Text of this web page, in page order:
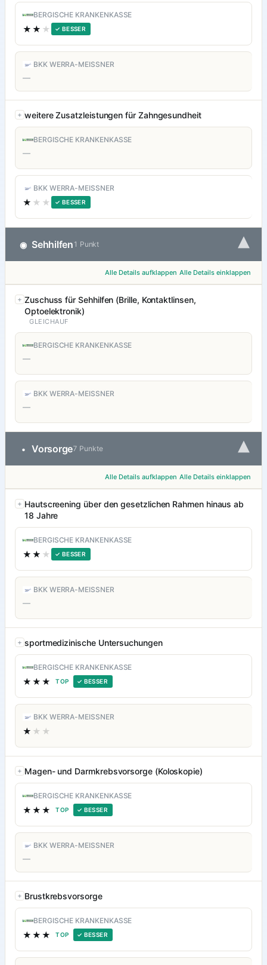
BERGISCHE KRANKENKASSE
★★ ★ ✓ BESSER
BKK WERRA-MEISSNER
—
weitere Zusatzleistungen für Zahngesundheit
BERGISCHE KRANKENKASSE
—
BKK WERRA-MEISSNER
★ ★★ ✓ BESSER
◉ Sehhilfen 1 Punkt ▾
Alle Details aufklappen Alle Details einklappen
Zuschuss für Sehhilfen (Brille, Kontaktlinsen,
Optoelektronik)
GLEICHAUF
BERGISCHE KRANKENKASSE
—
BKK WERRA-MEISSNER
—
• Vorsorge7 Punkte ▾
Alle Details aufklappen Alle Details einklappen
Hautscreening über den gesetzlichen Rahmen hinaus ab
18 Jahre
BERGISCHE KRANKENKASSE
★★ ★ ✓ BESSER
BKK WERRA-MEISSNER
—
sportmedizinische Untersuchungen
BERGISCHE KRANKENKASSE
★★★ TOP ✓ BESSER
BKK WERRA-MEISSNER
★ ★★
Magen- und Darmkrebsvorsorge (Koloskopie)
BERGISCHE KRANKENKASSE
★★★ TOP ✓ BESSER
BKK WERRA-MEISSNER
—
Brustkrebsvorsorge
BERGISCHE KRANKENKASSE
★★★ TOP ✓ BESSER